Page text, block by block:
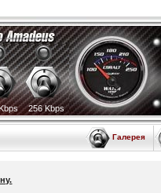
256 Kbps
Галерея